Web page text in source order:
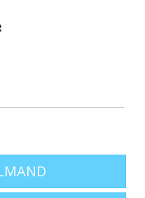
langs hals
van
gestikte